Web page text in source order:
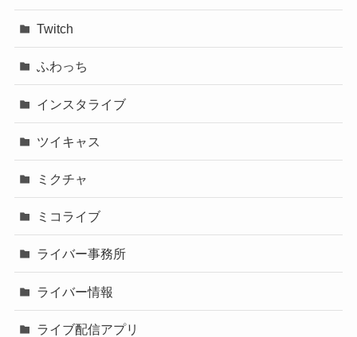
Twitch
ふわっち
インスタライブ
ツイキャス
ミクチャ
ミコライブ
ライバー事務所
ライバー情報
ライブ配信アプリ